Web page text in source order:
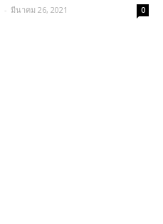
- มีนาคม 26, 2021 0